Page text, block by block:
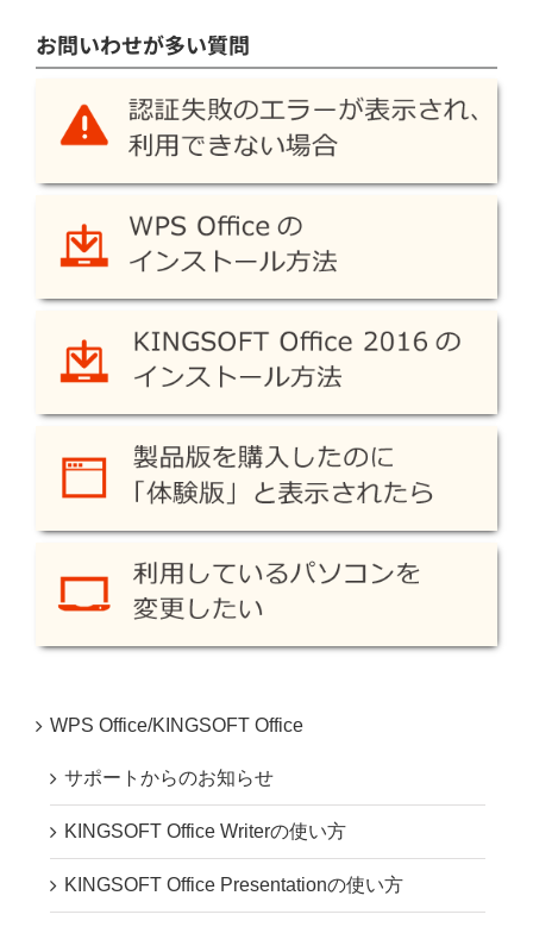
お問いわせが多い質問
WPS Office/KINGSOFT Office
サポートからのお知らせ
KINGSOFT Office Writerの使い方
KINGSOFT Office Presentationの使い方